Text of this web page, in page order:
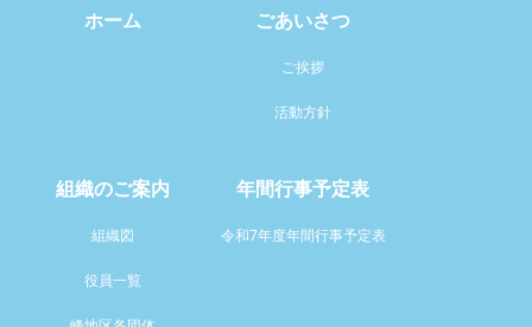
ホーム ごあいさつ
ご挨拶
活動方針
組織のご案内
組織図
役員一覧
年間行事予定表
令和7年度年間行事予定表